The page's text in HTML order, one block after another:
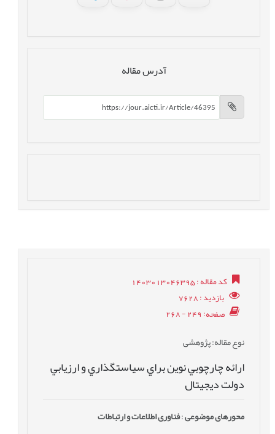
آدرس مقاله
کد مقاله: 1403013046395
بازدید: 7628
صفحه: 249 - 268
نوع مقاله: پژوهشی
ارائه چارچوبي نوين براي سياستگذاري و ارزيابي
دولت ديجيتال
محورهای موضوعی:فناوری اطلاعات و ارتباطات